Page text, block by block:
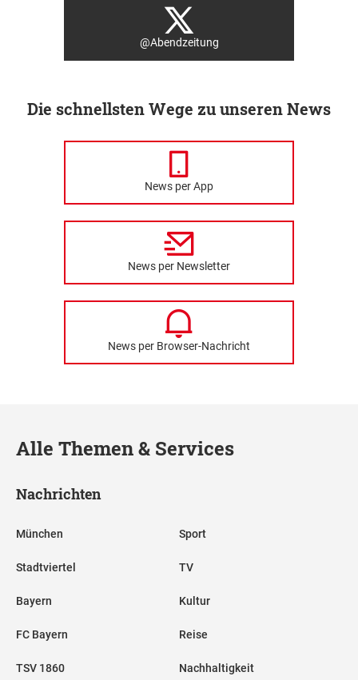
@Abendzeitung
Die schnellsten Wege zu unseren News
News per App
News per Newsletter
News per Browser-Nachricht
Alle Themen & Services
Nachrichten
München
Stadtviertel
Bayern
FC Bayern
TSV 1860
Sport
TV
Kultur
Reise
Nachhaltigkeit